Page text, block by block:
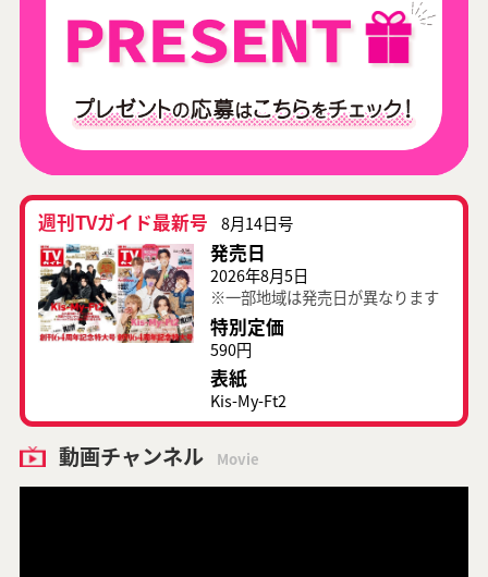
週刊TVガイド最新号 8月14日号
発売日
2026年8月5日
※一部地域は発売日が異なります
特別定価
590円
表紙
Kis-My-Ft2
動画チャンネル Movie